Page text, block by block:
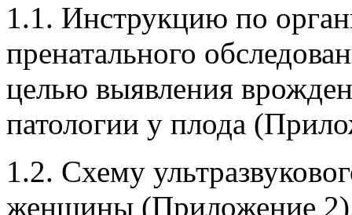
1.1. Инструкцию по
пренатального
целью выявления
патологии у плода
1.2. Схему
женщины (Приложение